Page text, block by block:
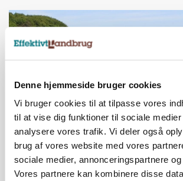
Denne hjemmeside bruger cookies
Vi bruger cookies til at tilpasse vores
til at vise dig funktioner til sociale
analysere vores trafik. Vi deler også
brug af vores website med vores
sociale medier, annonceringspartnere
Vores partnere kan kombinere disse
Snart kan man søge tilskud til